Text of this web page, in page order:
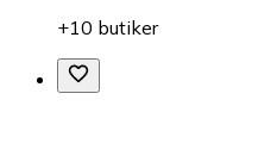
+10 butiker